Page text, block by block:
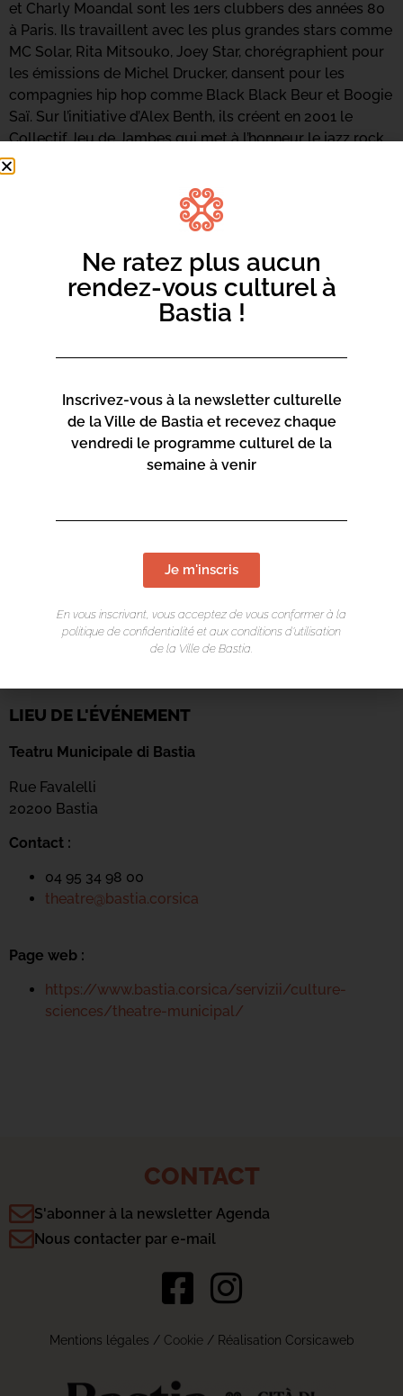
et Charly Moandal sont les 1ers clubbers des années 80
à Paris. Ils travaillent avec les plus grandes stars comme
MC Solar, Rita Mitsouko, Joey Star, chorégraphient pour
les émissions de Michel Drucker, dansent pour les
compagnies hip hop comme Black Black Beur et Boogie
Saï. Sur l’initiative d’Alex Benth, ils créent en 2001 le
Collectif Jeu de Jambes qui met à l’honneur le jazz rock
dont ils sont les spécialistes. Ils enseignent en France et
Théâtre de Bastia
Inscription:inscriptions-culture@bastia.corsica / 06 73
LIEU DE L'ÉVÉNEMENT
Teatru Municipale di Bastia
Rue Favalelli
20200 Bastia
Contact :
04 95 34 98 00
theatre@bastia.corsica
Page web :
https://www.bastia.corsica/servizii/culture-
sciences/theatre-municipal/
CONTACT
S'abonner à la newsletter Agenda
Nous contacter par e-mail
Mentions légales / Cookie/ Réalisation Corsicaweb
Ne ratez plus aucun
rendez-vous culturel à
Bastia !
Inscrivez-vous à la newsletter culturelle
de la Ville de Bastia et recevez chaque
vendredi le programme culturel de la
semaine à venir
Je m'inscris
En vous inscrivant, vous acceptez de vous conformer à la
politique de confidentialité et aux conditions d’utilisation
de la Ville de Bastia.